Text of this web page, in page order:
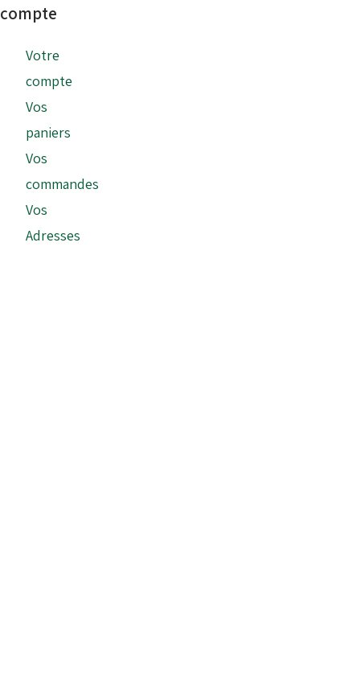
compte
Votre
compte
Vos
paniers
Vos
commandes
Vos
Adresses